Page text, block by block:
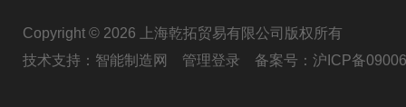
Copyright © 2026 上海乾拓贸易有限公司版权所有
技术支持： 智能制造网 管理登录 备案号： 沪ICP备